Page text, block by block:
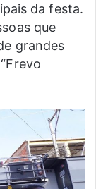
da festa.
que
grandes